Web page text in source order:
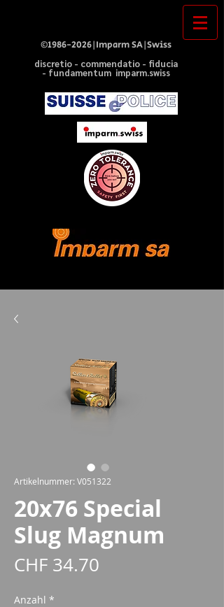
©1986-2026|Imparm SA|Swiss
discretio - commendatio - fiducia
- fundamentum imparm.swiss
Artikelnummer: V051322
20x76 Special
Slug Magnum
CHF 34.70
Anzahl *